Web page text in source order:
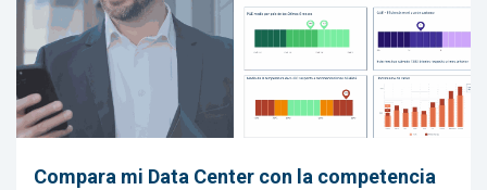
Compara mi Data Center con la competencia